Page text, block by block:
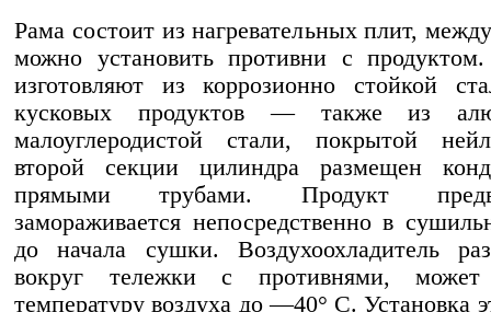
Рама состоит из нагревательных плит,
можно установить противни с
изготовляют из коррозионно стойкой
кусковых продуктов — также из
малоуглеродистой стали, покрытой
второй секции цилиндра размещен
прямыми трубами. Продукт
замораживается непосредственно в
до начала сушки. Воздухоохладитель
вокруг тележки с противнями, может
температуру воздуха до —40° С. Установка